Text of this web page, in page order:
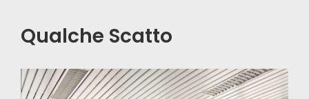
Qualche Scatto